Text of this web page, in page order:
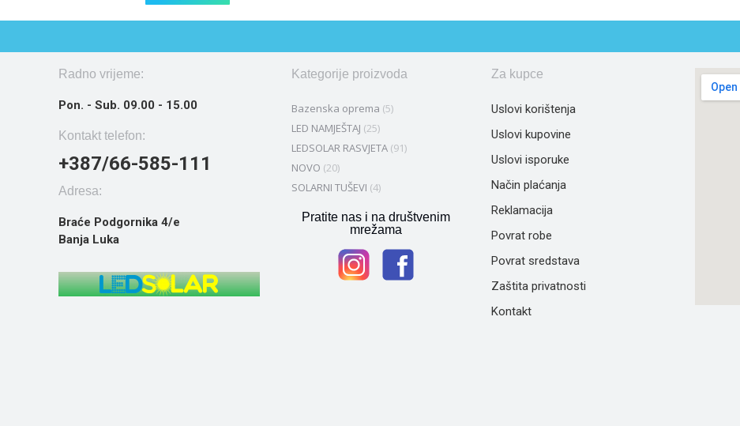
Radno vrijeme:
Pon. - Sub. 09.00 - 15.00
Kontakt telefon:
+387/66-585-111
Adresa:
Braće Podgornika 4/e
Banja Luka
Kategorije proizvoda
Bazenska oprema (5)
LED NAMJEŠTAJ (25)
LEDSOLAR RASVJETA (91)
NOVO (20)
SOLARNI TUŠEVI (4)
Pratite nas i na društvenim
mrežama
Za kupce
Uslovi korištenja
Uslovi kupovine
Uslovi isporuke
Način plaćanja
Reklamacija
Povrat robe
Povrat sredstava
Zaštita privatnosti
Kontakt